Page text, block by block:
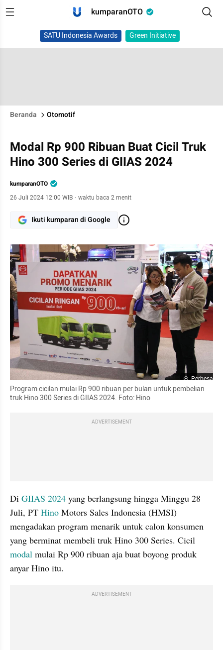
kumparanOTO
SATU Indonesia Awards Green Initiative
Beranda Otomotif
Modal Rp 900 Ribuan Buat Cicil Truk
Hino 300 Series di GIIAS 2024
kumparanOTO
26 Juli 2024 12:00 WIB · waktu baca 2 menit
Ikuti kumparan di Google
Perbesar
Program cicilan mulai Rp 900 ribuan per bulan untuk pembelian
truk Hino 300 Series di GIIAS 2024. Foto: Hino
ADVERTISEMENT
Di GIIAS 2024 yang berlangsung hingga Minggu 28
Juli, PT Hino Motors Sales Indonesia (HMSI)
mengadakan program menarik untuk calon konsumen
modal mulai Rp 900 ribuan aja buat boyong produk
anyar Hino itu.
ADVERTISEMENT